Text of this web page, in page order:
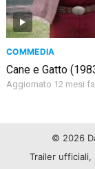
COMMEDIA
Cane e Gatto
Aggiornato 12 mesi fa
© 2026
Trailer